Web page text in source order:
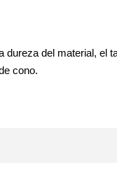
del material,
cono.